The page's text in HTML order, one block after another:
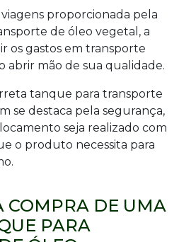
proporcionada pela
de óleo vegetal, a
os gastos em transporte
abrir mão de sua qualidade.
tanque para transporte
se destaca pela segurança,
seja realizado com
o produto necessita para
COMPRA DE UMA
PARA